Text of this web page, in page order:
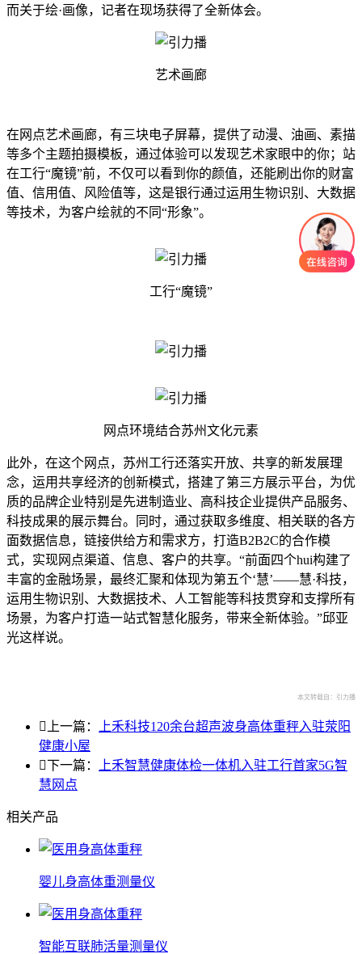
而关于绘·画像，记者在现场获得了全新体会。
艺术画廊
在网点艺术画廊，有三块电子屏幕，提供了动漫、油画、素描
等多个主题拍摄模板，通过体验可以发现艺术家眼中的你；站
在工行“魔镜”前，不仅可以看到你的颜值，还能刷出你的财富
值、信用值、风险值等，这是银行通过运用生物识别、大数据
等技术，为客户绘就的不同“形象”。
工行“魔镜”
网点环境结合苏州文化元素
此外，在这个网点，苏州工行还落实开放、共享的新发展理
念，运用共享经济的创新模式，搭建了第三方展示平台，为优
质的品牌企业特别是先进制造业、高科技企业提供产品服务、
科技成果的展示舞台。同时，通过获取多维度、相关联的各方
面数据信息，链接供给方和需求方，打造B2B2C的合作模
式，实现网点渠道、信息、客户的共享。“前面四个hui构建了
丰富的金融场景，最终汇聚和体现为第五个‘慧’——慧·科技，
运用生物识别、大数据技术、人工智能等科技贯穿和支撑所有
场景，为客户打造一站式智慧化服务，带来全新体验。”邱亚
光这样说。
本文转载自：引力播
 上一篇：
上禾科技120余台超声波身高体重秤入驻荥阳
健康小屋
下一篇：
上禾智慧健康体检一体机入驻工行首家5G智
慧网点
相关产品
婴儿身高体重测量仪
智能互联肺活量测量仪